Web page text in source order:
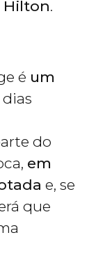
Hilton.
é um
dias
do
em
e, se
que